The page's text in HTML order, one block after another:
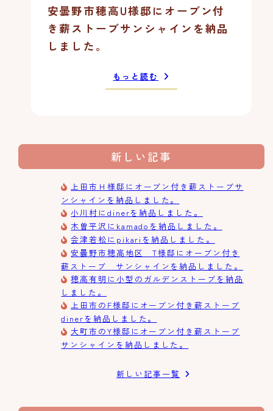
安曇野市穂高U様邸にオーブン付
き薪ストーブサンシャインを納品
しました。
もっと読む
新しい記事
上田市Ｈ様邸にオーブン付き薪ストーブサ
ンシャインを納品しました。
小川村にdinerを納品しました。
木曽平沢にkamadoを納品しました。
会津若松にpikariを納品しました。
安曇野市穂高地区 T様邸にオーブン付き
薪ストーブ サンシャインを納品しました。
穂高有明に小型のガルデンストーブを納品
しました。
上田市のF様邸にオーブン付き薪ストーブ
dinerを納品しました。
大町市のY様邸にオーブン付き薪ストーブ
サンシャインを納品しました。
新しい記事一覧